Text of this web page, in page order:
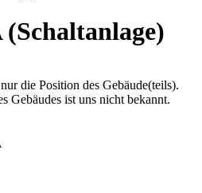
(Schaltanlage)
die Position des Gebäude(teils).
Gebäudes ist uns nicht bekannt.